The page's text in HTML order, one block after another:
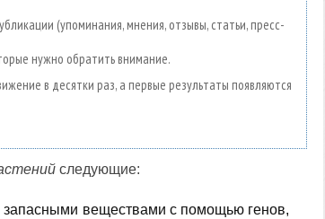
(упоминания, мнения, отзывы, статьи, пресс-
нужно обратить внимание.
в десятки раз, а первые результаты появляются
следующие:
запасными веществами с помощью генов,